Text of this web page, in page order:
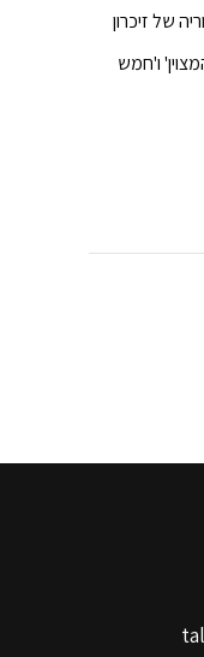
של זיכרון
ו'חמש